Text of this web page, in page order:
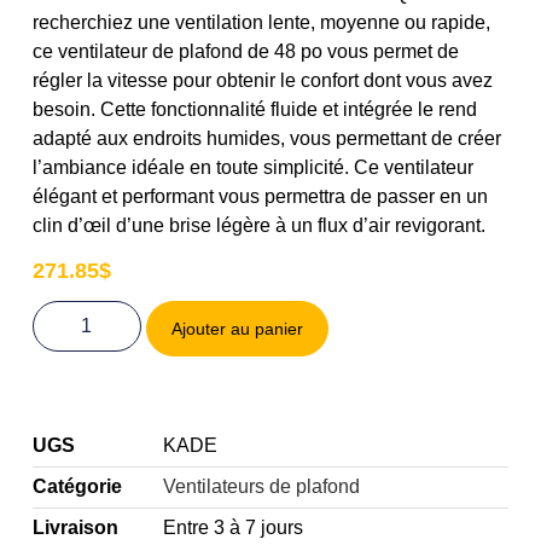
recherchiez une ventilation lente, moyenne ou rapide,
ce ventilateur de plafond de 48 po vous permet de
régler la vitesse pour obtenir le confort dont vous avez
besoin. Cette fonctionnalité fluide et intégrée le rend
adapté aux endroits humides, vous permettant de créer
l’ambiance idéale en toute simplicité. Ce ventilateur
élégant et performant vous permettra de passer en un
clin d’œil d’une brise légère à un flux d’air revigorant.
271.85$
Ajouter au panier
UGS
KADE
Catégorie
Ventilateurs de plafond
Livraison
Entre 3 à 7 jours